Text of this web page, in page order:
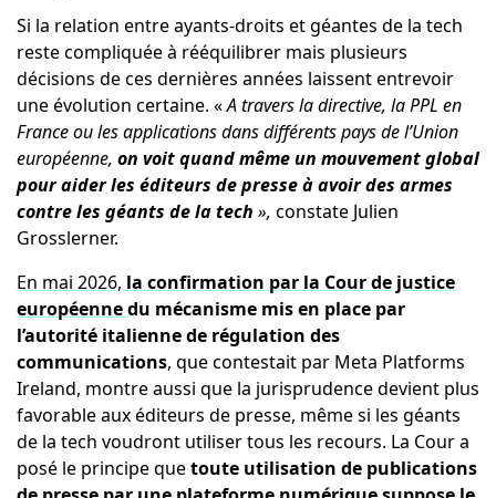
Si la relation entre ayants-droits et géantes de la tech
reste compliquée à rééquilibrer mais plusieurs
décisions de ces dernières années laissent entrevoir
une évolution certaine. «A travers la directive, la PPL en
France ou les applications dans différents pays de l’Union
européenne, on voit quand même un mouvement global
pour aider les éditeurs de presse à avoir des armes
contre les géants de la tech », constate Julien
Grosslerner.
En mai 2026, la confirmation par la Cour de justice
européennedu mécanisme mis en place par
l’autorité italienne de régulation des
communications, que contestait par Meta Platforms
Ireland, montre aussi que la jurisprudence devient plus
favorable aux éditeurs de presse, même si les géants
de la tech voudront utiliser tous les recours. La Cour a
posé le principe quetoute utilisation de publications